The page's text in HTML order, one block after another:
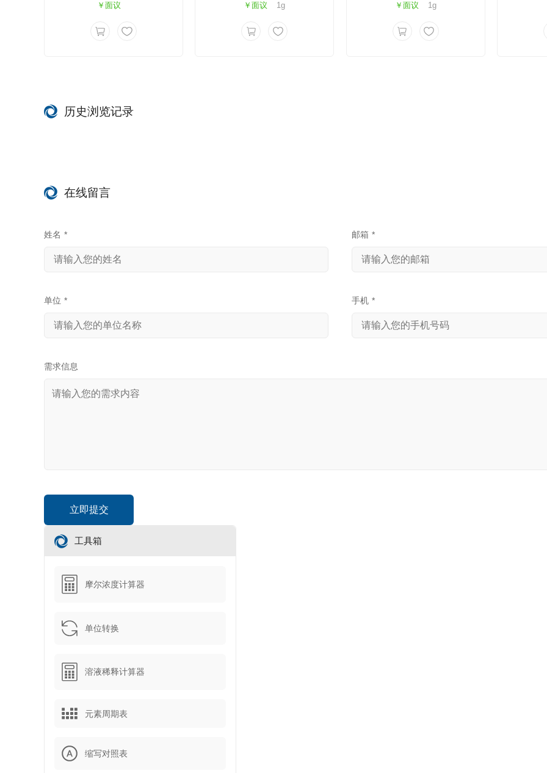
￥面议
￥面议
1g
￥面议
1g
历史浏览记录
在线留言
姓名 * 邮箱 *
单位 * 手机 *
需求信息
工具箱
摩尔浓度计算器
单位转换
溶液稀释计算器
元素周期表
缩写对照表